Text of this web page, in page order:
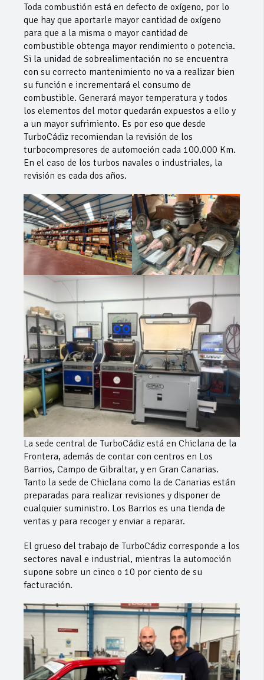
Toda combustión está en defecto de oxígeno, por lo
que hay que aportarle mayor cantidad de oxígeno
para que a la misma o mayor cantidad de
combustible obtenga mayor rendimiento o potencia.
Si la unidad de sobrealimentación no se encuentra
con su correcto mantenimiento no va a realizar bien
su función e incrementará el consumo de
combustible. Generará mayor temperatura y todos
los elementos del motor quedarán expuestos a ello y
a un mayor sufrimiento. Es por eso que desde
TurboCádiz recomiendan la revisión de los
turbocompresores de automoción cada 100.000 Km.
En el caso de los turbos navales o industriales, la
revisión es cada dos años.
La sede central de TurboCádiz está en Chiclana de la
Frontera, además de contar con centros en Los
Barrios, Campo de Gibraltar, y en Gran Canarias.
Tanto la sede de Chiclana como la de Canarias están
preparadas para realizar revisiones y disponer de
cualquier suministro. Los Barrios es una tienda de
ventas y para recoger y enviar a reparar.
El grueso del trabajo de TurboCádiz corresponde a los
sectores naval e industrial, mientras la automoción
supone sobre un cinco o 10 por ciento de su
facturación.